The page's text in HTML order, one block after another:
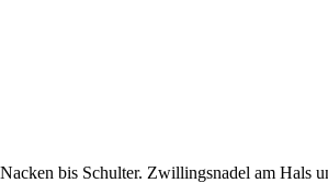
bis Schulter. Zwillingsnadel am Hals